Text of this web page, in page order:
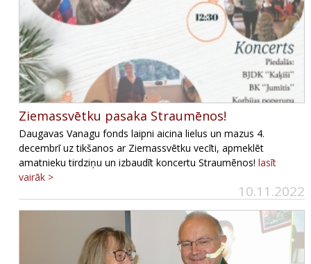
Ziemassvētku pasaka Straumēnos!
Daugavas Vanagu fonds laipni aicina lielus un mazus 4.
decembrī uz tikšanos ar Ziemassvētku vecīti, apmeklēt
amatnieku tirdziņu un izbaudīt koncertu Straumēnos! lasīt
vairāk >
10.11.2022